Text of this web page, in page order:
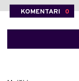
KOMENTARI 0